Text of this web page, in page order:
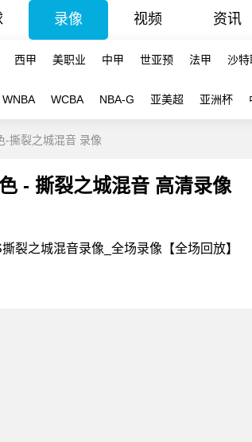
录像 视频 资讯
西甲 美职业 中甲 世亚预 法甲 沙特
WNBA WCBA NBA-G 亚美超 亚洲杯
-撕裂之城混音 录像
- 撕裂之城混音 高清录像
裂之城混音录像_全场录像【全场回放】